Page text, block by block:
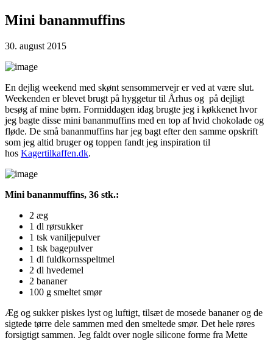
Mini bananmuffins
30. august 2015
En dejlig weekend med skønt sensommervejr er ved at være slut.
Weekenden er blevet brugt på hyggetur til Århus og på dejligt
besøg af mine børn. Formiddagen idag brugte jeg i køkkenet hvor
jeg bagte disse mini bananmuffins med en top af hvid chokolade og
fløde. De små bananmuffins har jeg bagt efter den samme opskrift
som jeg altid bruger og toppen fandt jeg inspiration til
hos Kagertilkaffen.dk.
Mini bananmuffins, 36 stk.:
2 æg
1 dl rørsukker
1 tsk vaniljepulver
1 tsk bagepulver
1 dl fuldkornsspeltmel
2 dl hvedemel
2 bananer
100 g smeltet smør
Æg og sukker piskes lyst og luftigt, tilsæt de mosede bananer og de
sigtede tørre dele sammen med den smeltede smør. Det hele røres
forsigtigt sammen. Jeg faldt over nogle silicone forme fra Mette